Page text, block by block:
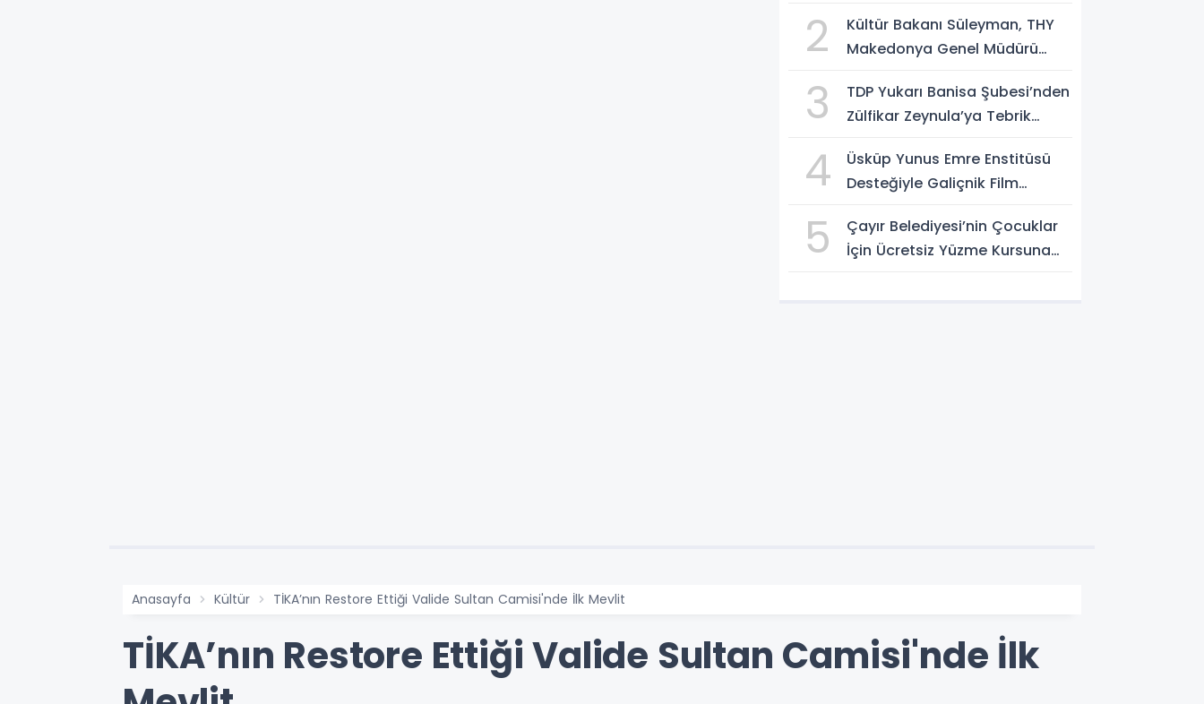
2
Kültür Bakanı Süleyman, THY
Makedonya Genel Müdürü
3
TDP Yukarı Banisa Şubesi’nden
Zülfikar Zeynula’ya Tebrik
4
Üsküp Yunus Emre Enstitüsü
Desteğiyle Galiçnik Film
5
Çayır Belediyesi’nin Çocuklar
İçin Ücretsiz Yüzme Kursuna
Anasayfa Kültür TİKA’nın Restore Ettiği Valide Sultan Camisi'nde İlk Mevlit
TİKA’nın Restore Ettiği Valide Sultan Camisi'nde İlk